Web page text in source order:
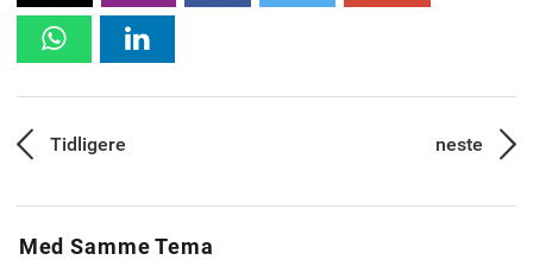
WhatsAppLinkedin
Tidligere
artikkel:
neste
Med Samme Tema